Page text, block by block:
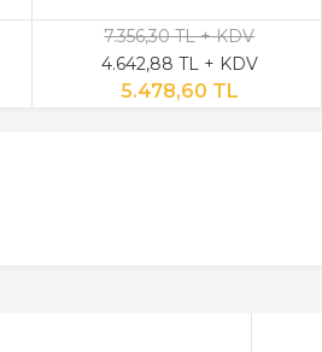
7.356,30 TL + KDV
4.642,88 TL + KDV
5.478,60 TL